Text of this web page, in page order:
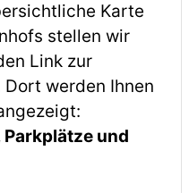
Karte
stellen wir
Link zur
Dort werden Ihnen
und